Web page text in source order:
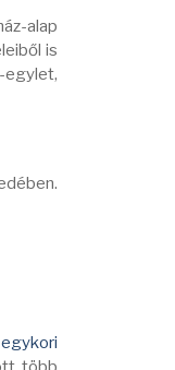
alap
is
egylet,
egykori